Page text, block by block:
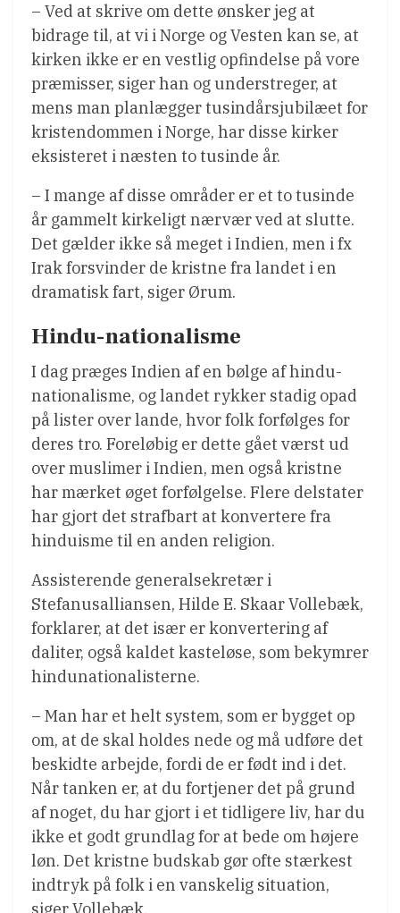
– Ved at skrive om dette ønsker jeg at
bidrage til, at vi i Norge og Vesten kan se, at
kirken ikke er en vestlig opfindelse på vore
præmisser, siger han og understreger, at
mens man planlægger tusindårsjubilæet for
kristendommen i Norge, har disse kirker
eksisteret i næsten to tusinde år.
– I mange af disse områder er et to tusinde
år gammelt kirkeligt nærvær ved at slutte.
Det gælder ikke så meget i Indien, men i fx
Irak forsvinder de kristne fra landet i en
dramatisk fart, siger Ørum.
Hindu-nationalisme
I dag præges Indien af en bølge af hindu-
nationalisme, og landet rykker stadig opad
på lister over lande, hvor folk forfølges for
deres tro. Foreløbig er dette gået værst ud
over muslimer i Indien, men også kristne
har mærket øget forfølgelse. Flere delstater
har gjort det strafbart at konvertere fra
hinduisme til en anden religion.
Assisterende generalsekretær i
Stefanusalliansen, Hilde E. Skaar Vollebæk,
forklarer, at det især er konvertering af
daliter, også kaldet kasteløse, som bekymrer
hindunationalisterne.
– Man har et helt system, som er bygget op
om, at de skal holdes nede og må udføre det
beskidte arbejde, fordi de er født ind i det.
Når tanken er, at du fortjener det på grund
af noget, du har gjort i et tidligere liv, har du
ikke et godt grundlag for at bede om højere
løn. Det kristne budskab gør ofte stærkest
indtryk på folk i en vanskelig situation,